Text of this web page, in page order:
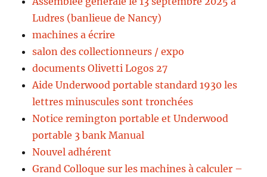
Ludres (banlieue de Nancy)
machines a écrire
salon des collectionneurs / expo
documents Olivetti Logos 27
Aide Underwood portable standard 1930 les
lettres minuscules sont tronchées
Notice remington portable et Underwood
portable 3 bank Manual
Nouvel adhérent
Grand Colloque sur les machines à calculer –